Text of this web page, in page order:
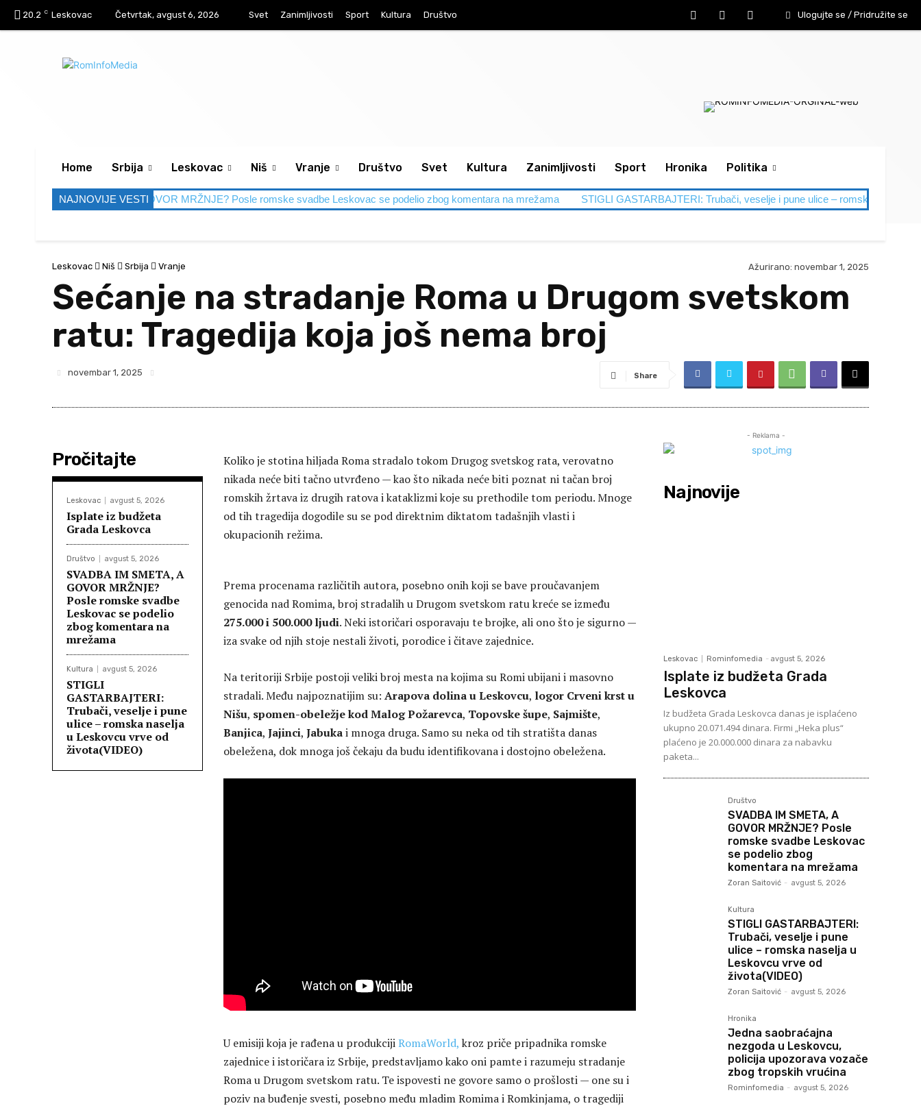
20.2 C Leskovac Četvrtak, avgust 6, 2026 Svet Zanimljivosti Sport Kultura Društvo Ulogujte se / Pridružite se
Home Srbija Leskovac Niš Vranje Društvo Svet Kultura Zanimljivosti Sport Hronika Politika
NAJNOVIJE VESTI
IM SMETA, A GOVOR MRŽNJE? Posle romske svadbe Leskovac se podelio zbog komentara na mrežama STIGLI GASTARBAJTERI: Trubači, veselje i pune ulice – romska naselja u Leskovcu
Leskovac Niš Srbija Vranje Ažurirano: novembar 1, 2025
Sećanje na stradanje Roma u Drugom svetskom
ratu: Tragedija koja još nema broj
novembar 1, 2025 Share
Pročitajte
Leskovac avgust 5, 2026
Isplate iz budžeta
Grada Leskovca
Društvo avgust 5, 2026
SVADBA IM SMETA, A
GOVOR MRŽNJE?
Posle romske svadbe
Leskovac se podelio
zbog komentara na
mrežama
Kultura avgust 5, 2026
STIGLI
GASTARBAJTERI:
Trubači, veselje i pune
ulice – romska naselja
u Leskovcu vrve od
života(VIDEO)
Koliko je stotina hiljada Roma stradalo tokom Drugog svetskog rata, verovatno
nikada neće biti tačno utvrđeno — kao što nikada neće biti poznat ni tačan broj
romskih žrtava iz drugih ratova i kataklizmi koje su prethodile tom periodu. Mnoge
od tih tragedija dogodile su se pod direktnim diktatom tadašnjih vlasti i
okupacionih režima.
Prema procenama različitih autora, posebno onih koji se bave proučavanjem
genocida nad Romima, broj stradalih u Drugom svetskom ratu kreće se između
275.000 i 500.000 ljudi. Neki istoričari osporavaju te brojke, ali ono što je sigurno —
iza svake od njih stoje nestali životi, porodice i čitave zajednice.
Na teritoriji Srbije postoji veliki broj mesta na kojima su Romi ubijani i masovno
stradali. Među najpoznatijim su: Arapova dolina u Leskovcu, logor Crveni krst u
Nišu, spomen-obeležje kod Malog Požarevca, Topovske šupe, Sajmište,
Banjica, Jajinci, Jabukai mnoga druga. Samo su neka od tih stratišta danas
obeležena, dok mnoga još čekaju da budu identifikovana i dostojno obeležena.
U emisiji koja je rađena u produkcijiRomaWorld, kroz priče pripadnika romske
zajednice i istoričara iz Srbije, predstavljamo kako oni pamte i razumeju stradanje
Roma u Drugom svetskom ratu. Te ispovesti ne govore samo o prošlosti — one su i
poziv na buđenje svesti, posebno među mladim Romima i Romkinjama, o tragediji
- Reklama -
Najnovije
Leskovac Rominfomedia - avgust 5, 2026
Isplate iz budžeta Grada
Leskovca
Iz budžeta Grada Leskovca danas je isplaćeno
ukupno 20.071.494 dinara. Firmi „Heka plus“
plaćeno je 20.000.000 dinara za nabavku
paketa...
Društvo
SVADBA IM SMETA, A
GOVOR MRŽNJE? Posle
romske svadbe Leskovac
se podelio zbog
komentara na mrežama
Zoran Saitović - avgust 5, 2026
Kultura
STIGLI GASTARBAJTERI:
Trubači, veselje i pune
ulice – romska naselja u
Leskovcu vrve od
života(VIDEO)
Zoran Saitović - avgust 5, 2026
Hronika
Jedna saobraćajna
nezgoda u Leskovcu,
policija upozorava vozače
zbog tropskih vrućina
Rominfomedia - avgust 5, 2026